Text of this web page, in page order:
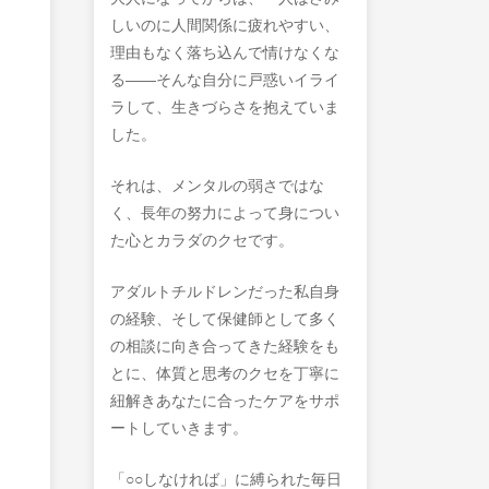
しいのに人間関係に疲れやすい、
理由もなく落ち込んで情けなくな
る――そんな自分に戸惑いイライ
ラして、生きづらさを抱えていま
した。
それは、メンタルの弱さではな
く、長年の努力によって身につい
た心とカラダのクセです。
アダルトチルドレンだった私自身
の経験、そして保健師として多く
の相談に向き合ってきた経験をも
とに、体質と思考のクセを丁寧に
紐解きあなたに合ったケアをサポ
ートしていきます。
「○○しなければ」に縛られた毎日